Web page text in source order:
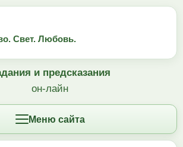
Свет. Любовь.
и предсказания
он-лайн
Меню сайта